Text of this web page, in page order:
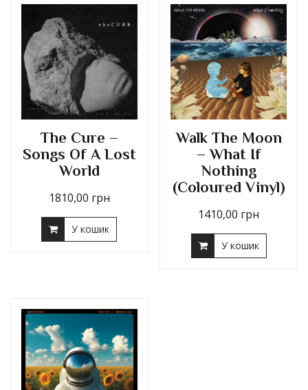
The Cure –
Songs Of A Lost
World
1810,00 грн
У кошик
Walk The Moon
– What If
Nothing
(Coloured Vinyl)
1410,00 грн
У кошик